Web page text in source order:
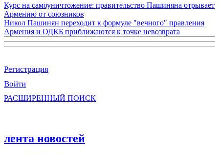
Курс на самоуничтожение: правительство Пашиняна отрывает
Армению от союзников
Никол Пашинян переходит к формуле "вечного" правления
Армения и ОДКБ приближаются к точке невозврата
Регистрация
Войти
РАСШИРЕННЫЙ ПОИСК
лента новостей